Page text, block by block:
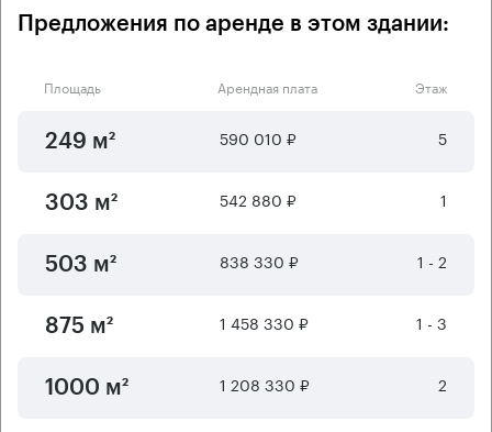
Предложения по аренде в этом здании:
Площадь Арендная плата Этаж
249 м² 590 010 ₽ 5
303 м² 542 880 ₽ 1
503 м² 838 330 ₽ 1 - 2
875 м² 1 458 330 ₽ 1 - 3
1000 м² 1 208 330 ₽ 2